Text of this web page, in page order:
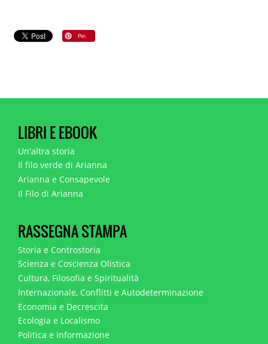
LIBRI E EBOOK
Un'altra storia
Il filo verde di Arianna
Arianna e Consapevole
Il Filo di Arianna
RASSEGNA STAMPA
Storia e Controstoria
Scienza e Coscienza Olistica
Cultura, Filosofia e Spiritualità
Internazionale, Conflitti e Autodeterminazione
Economia e Decrescita
Ecologia e Localismo
Politica e Informazione